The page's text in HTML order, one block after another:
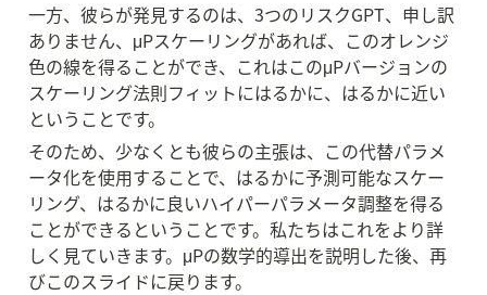
一方、彼らが発見するのは、3つのリスクGPT、申し訳
ありません、μPスケーリングがあれば、このオレンジ
色の線を得ることができ、これはこのμPバージョンの
スケーリング法則フィットにはるかに、はるかに近い
ということです。
そのため、少なくとも彼らの主張は、この代替パラメ
ータ化を使用することで、はるかに予測可能なスケー
リング、はるかに良いハイパーパラメータ調整を得る
ことができるということです。私たちはこれをより詳
しく見ていきます。μPの数学的導出を説明した後、再
びこのスライドに戻ります。